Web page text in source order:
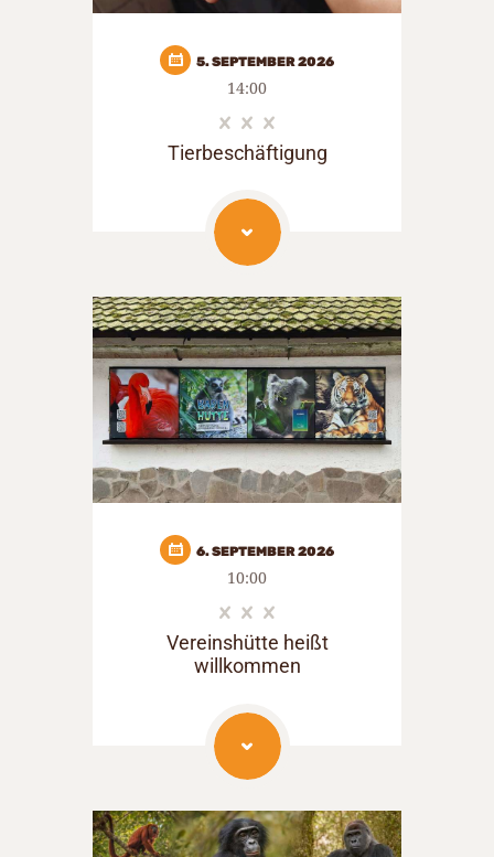
5. SEPTEMBER 2026
14:00
Tierbeschäftigung
6. SEPTEMBER 2026
10:00
Vereinshütte heißt
willkommen